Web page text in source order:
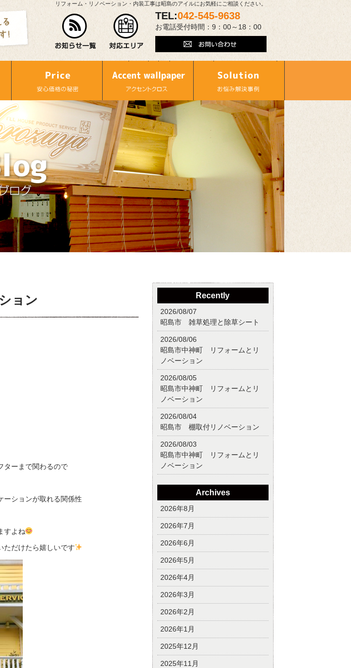
リフォーム・リノベーション・内装工事は昭島のアイルにお気軽にご相談ください。
TEL:042-545-9638
お電話受付時間：9：00～18：00
ョン
ターまで関わるので
ーションが取れる関係性
すよね
だけたら嬉しいです
Recently
2026/08/07
昭島市 雑草処理と除草シート
2026/08/06
昭島市中神町 リフォームとリ
ノベーション
2026/08/05
昭島市中神町 リフォームとリ
ノベーション
2026/08/04
昭島市 棚取付リノベーション
2026/08/03
昭島市中神町 リフォームとリ
ノベーション
Archives
2026年8月
2026年7月
2026年6月
2026年5月
2026年4月
2026年3月
2026年2月
2026年1月
2025年12月
2025年11月